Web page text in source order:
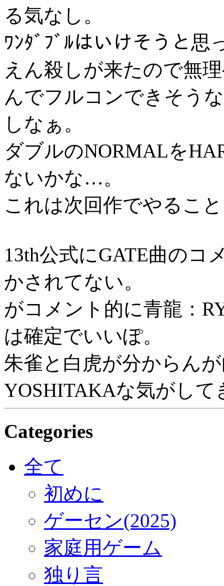
る気なし。
ﾜﾝﾀﾞﾌﾞﾙはいけそうと
えん殺しが来たので無
んでフルコンできそう
しなぁ。
ダブルのNORMALを
ないかな…。
これは次回作でやるこ
13th公式にGATE曲のコ
かされてない。
がコメント的に青龍：
は確定でいいぽ。
朱雀と白虎が分からん
YOSHITAKAな気がして
Categories
全て
初めに
ゲーセン(2025)
家庭用ゲーム
独り言